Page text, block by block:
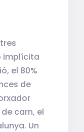
implícita
el 80%
de
carn, el
Un